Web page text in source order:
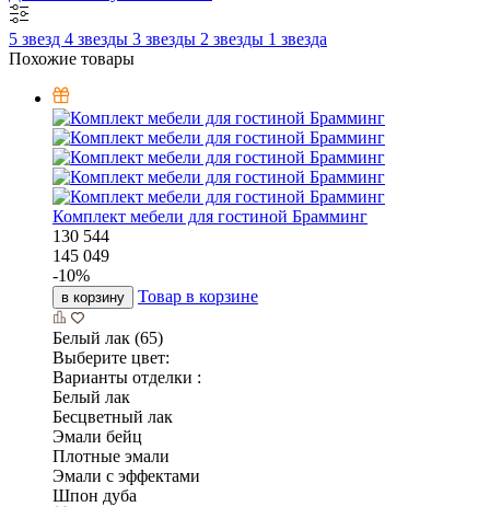
5 звезд 4 звезды 3 звезды 2 звезды 1 звезда
Похожие товары
Комплект мебели для гостиной Брамминг
130 544
145 049
-10%
в корзину Товар в корзине
Белый лак (65)
Выберите цвет:
Варианты отделки :
Белый лак
Бесцветный лак
Эмали бейц
Плотные эмали
Эмали с эффектами
Шпон дуба